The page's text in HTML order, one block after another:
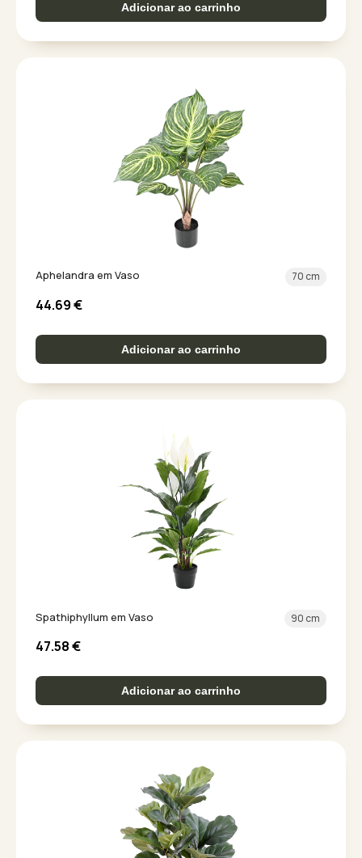
Adicionar ao carrinho
Aphelandra em Vaso 70 cm
44.69€
Adicionar ao carrinho
Spathiphyllum em Vaso 90 cm
47.58€
Adicionar ao carrinho